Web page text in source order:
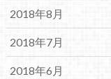
2018年8月
2018年7月
2018年6月